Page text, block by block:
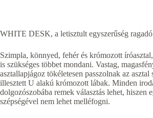
WHITE DESK, a letisztult egyszerűség ragadó
Szimpla, könnyed, fehér és krómozott
is szükséges többet mondani. Vastag,
asztallapjágoz tökéletesen passzolnak az asztal
illesztett U alakú krómozott lábak. Minden
dolgozószobába remek választás lehet, hiszen
szépségével nem lehet melléfogni.